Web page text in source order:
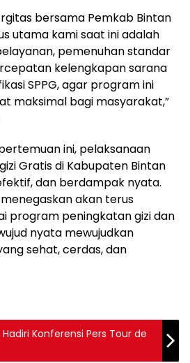
bersama Pemkab Bintan
utama kami saat ini adalah
pemenuhan standar
kelengkapan sarana
SPPG, agar program ini
maksimal bagi masyarakat,”
ini, pelaksanaan
Gratis di Kabupaten Bintan
dan berdampak nyata.
akan terus
program peningkatan gizi dan
nyata mewujudkan
sehat, cerdas, dan
Konferensi Pers Tour de